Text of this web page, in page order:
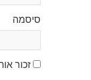
סיסמה
זכור